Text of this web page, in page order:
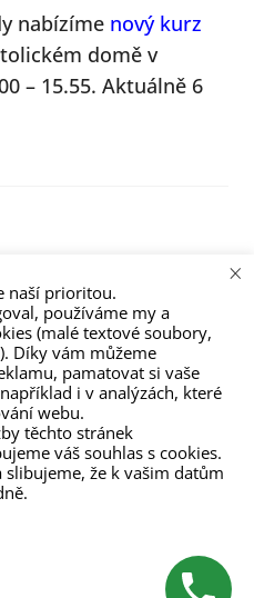
menu
child
nabízíme nový kurz
domě v
– 15.55. Aktuálně 6
Následující
příspěvek:
Kurz angličtiny pro
nepravé začátečníky
naší prioritou.
používáme my a
(malé textové soubory,
Díky vám můžeme
pamatovat si vaše
i v analýzách, které
webu.
těchto stránek
váš souhlas s cookies.
slibujeme, že k vašim datům
×